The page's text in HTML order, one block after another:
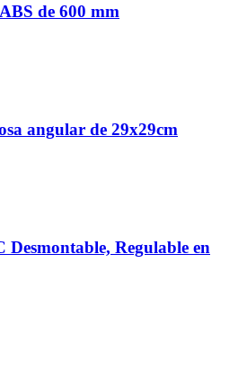
de 600 mm
angular de 29x29cm
Desmontable, Regulable en